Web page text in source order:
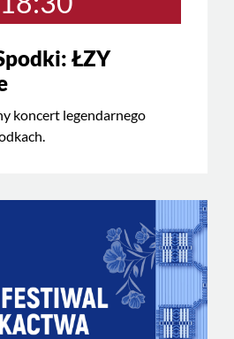
ŁZY
koncert legendarnego